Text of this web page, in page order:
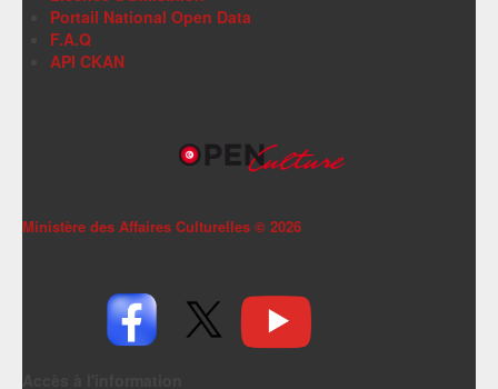
Portail National Open Data
F.A.Q
API CKAN
Ministère des Affaires Culturelles © 2026